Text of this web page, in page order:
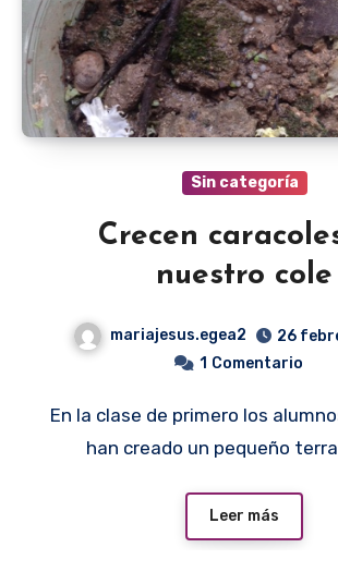
Sin categoría
Crecen
nuestro cole
mariajesus.egea2
26
1 Comentario
En la clase de primero los alumnos y alumnas
han creado un pequeño
Leer más